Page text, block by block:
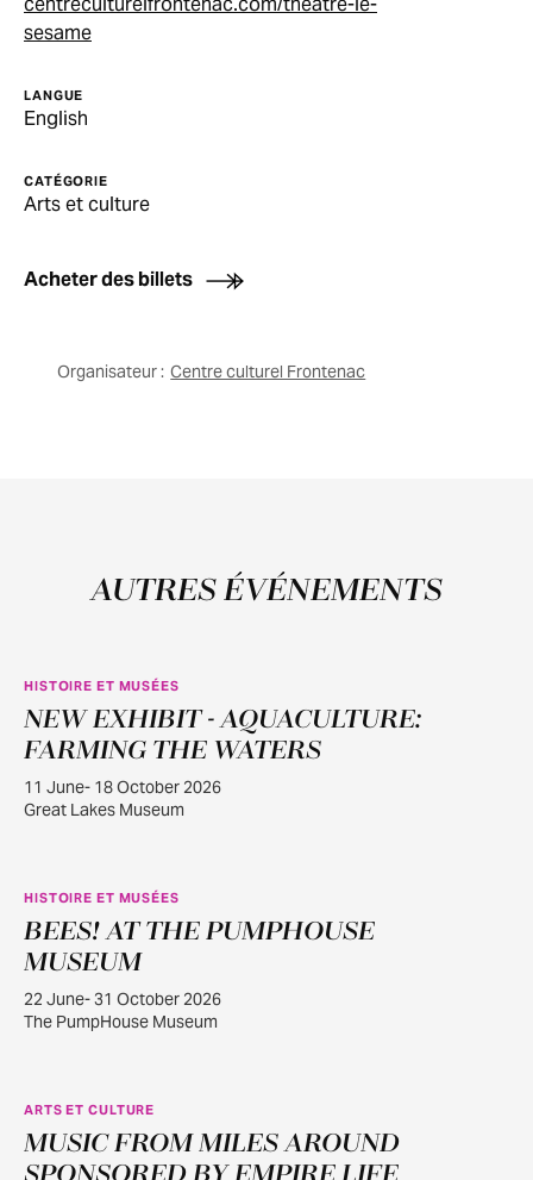
sesame
LANGUE
English
CATÉGORIE
Arts et culture
Acheter des billets
Organisateur : Centre culturel Frontenac
AUTRES ÉVÉNEMENTS
JUIN
11
HISTOIRE ET MUSÉES
NEW EXHIBIT - AQUACULTURE:
FARMING THE WATERS
11 June- 18 October 2026
Great Lakes Museum
JUIN
22
HISTOIRE ET MUSÉES
BEES! AT THE PUMPHOUSE
MUSEUM
22 June- 31 October 2026
The PumpHouse Museum
AOÛT
3
ARTS ET CULTURE
MUSIC FROM MILES AROUND